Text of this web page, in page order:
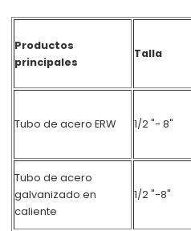
Productos
principales
Talla
Tubo de acero ERW 1/2 "- 8"
Tubo de acero
galvanizado en
caliente
1/2 "-8"